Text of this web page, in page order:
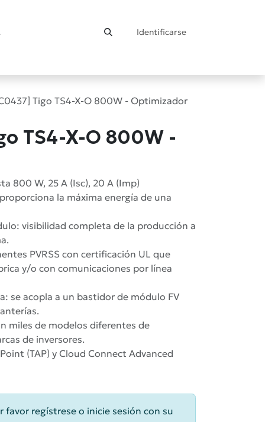
Identificarse
Tigo TS4-X-O 800W - Optimizador
TS4-X-O 800W -
800 W, 25 A (Isc), 20 A (Imp)
la máxima energía de una
visibilidad completa de la producción a
PVRSS con certificación UL que
y/o con comunicaciones por línea
se acopla a un bastidor de módulo FV
miles de modelos diferentes de
de inversores.
(TAP) y Cloud Connect Advanced
favor regístrese o inicie sesión con su